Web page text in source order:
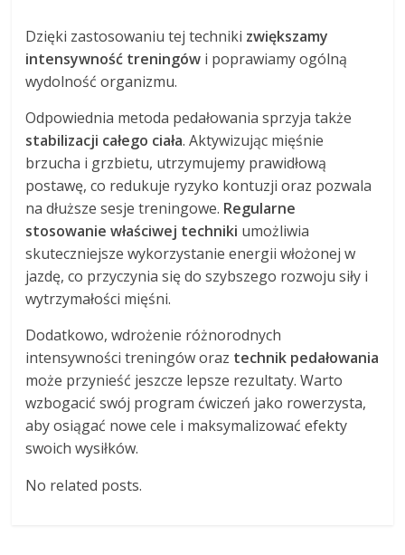
Dzięki zastosowaniu tej techniki zwiększamy
intensywność treningów i poprawiamy ogólną
wydolność organizmu.
Odpowiednia metoda pedałowania sprzyja także
stabilizacji całego ciała. Aktywizując mięśnie
brzucha i grzbietu, utrzymujemy prawidłową
postawę, co redukuje ryzyko kontuzji oraz pozwala
na dłuższe sesje treningowe. Regularne
stosowanie właściwej techniki umożliwia
skuteczniejsze wykorzystanie energii włożonej w
jazdę, co przyczynia się do szybszego rozwoju siły i
wytrzymałości mięśni.
Dodatkowo, wdrożenie różnorodnych
intensywności treningów oraz technik pedałowania
może przynieść jeszcze lepsze rezultaty. Warto
wzbogacić swój program ćwiczeń jako rowerzysta,
aby osiągać nowe cele i maksymalizować efekty
swoich wysiłków.
No related posts.